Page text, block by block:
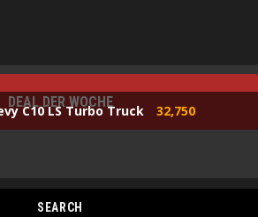
DEAL DER WOCHE
C10 LS Turbo Truck 32,750